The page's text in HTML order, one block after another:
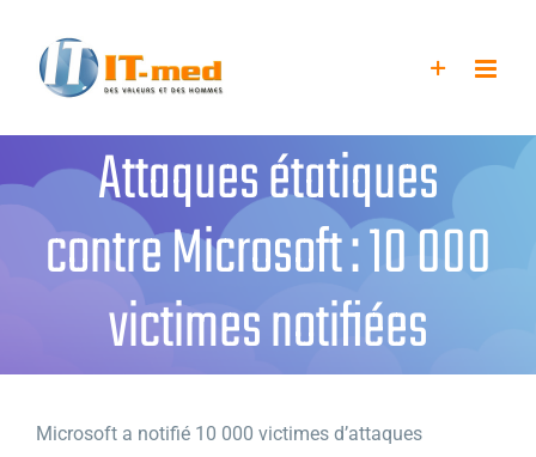
contenu
Attaques étatiques
contre Microsoft : 10 000
victimes notifiées
Microsoft a notifié 10 000 victimes d’attaques